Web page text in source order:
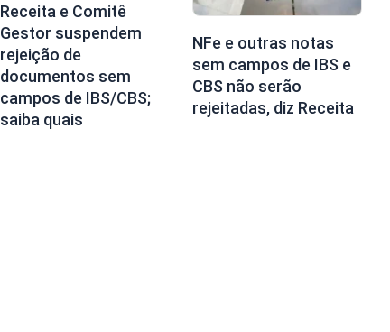
Receita e Comitê
Gestor suspendem
rejeição de
documentos sem
campos de IBS/CBS;
saiba quais
NFe e outras notas
sem campos de IBS e
CBS não serão
rejeitadas, diz Receita